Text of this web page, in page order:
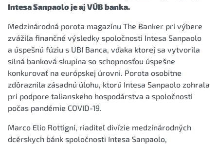
Intesa Sanpaolo je aj VÚB banka.
Medzinárodná porota magazínu The Banker pri výbere
zvážila finančné výsledky spoločnosti Intesa Sanpaolo
a úspešnú fúziu s UBI Banca, vďaka ktorej sa vytvorila
silná banková skupina so schopnosťou úspešne
konkurovať na európskej úrovni. Porota osobitne
zdôraznila zásadnú úlohu, ktorú Intesa Sanpaolo zohrala
pri podpore talianskeho hospodárstva a spoločnosti
počas pandémie COVID-19.
Marco Elio Rottigni, riaditeľ divízie medzinárodných
dcérskych bánk spoločnosti Intesa Sanpaolo,